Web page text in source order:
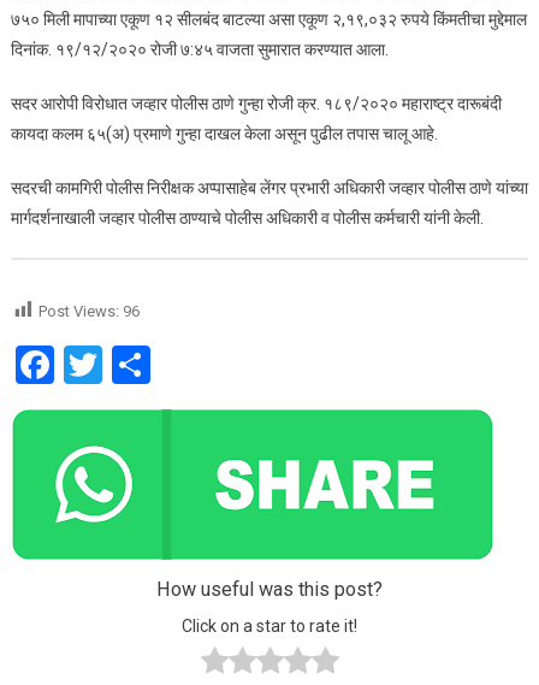
७५० मिली मापाच्या एकूण १२ सीलबंद बाटल्या असा एकूण २,१९,०३२ रुपये किंमतीचा मुद्देमाल
दिनांक. १९/१२/२०२० रोजी ७:४५ वाजता सुमारात करण्यात आला.
सदर आरोपी विरोधात जव्हार पोलीस ठाणे गुन्हा रोजी क्र. १८९/२०२० महाराष्ट्र दारूबंदी
कायदा कलम ६५(अ) प्रमाणे गुन्हा दाखल केला असून पुढील तपास चालू आहे.
सदरची कामगिरी पोलीस निरीक्षक अप्पासाहेब लेंगर प्रभारी अधिकारी जव्हार पोलीस ठाणे यांच्या
मार्गदर्शनाखाली जव्हार पोलीस ठाण्याचे पोलीस अधिकारी व पोलीस कर्मचारी यांनी केली.
Post Views: 96
Facebook
Twitter
Share
How useful was this post?
Click on a star to rate it!